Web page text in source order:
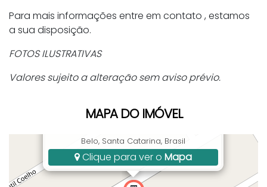
Para mais informações entre em contato , estamos
a sua disposição.
FOTOS ILUSTRATIVAS
Valores sujeito a alteração sem aviso prévio.
MAPA DO IMÓVEL
Belo, Santa Catarina, Brasil
Clique para ver o Mapa